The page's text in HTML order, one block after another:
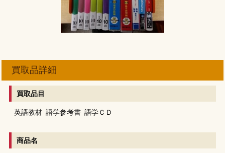
買取品詳細
買取品目
英語教材 語学参考書 語学ＣＤ
商品名